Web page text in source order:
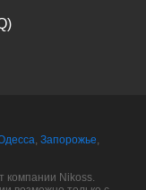
,Запорожье,
компании Nikoss.